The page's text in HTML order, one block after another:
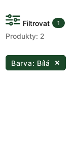
Filtrovat 1
Produkty: 2
Barva: Bílá